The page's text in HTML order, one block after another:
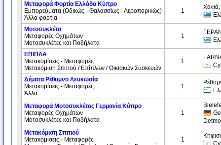
Μεταφορά Φορτία Ελλάδα Κύπρο
Εμπορεύματα (Oδικώς - Θαλασσίως - Αεροπορικώς)
Άλλα φορτία
1
Μοτοσυκλέτα
Μεταφορές Οχημάτων
Μοτοσυκλέτες και Ποδήλατα
1
ΕΠΙΠΛΑ
Μετακομίσεις - Μεταφορές
Μετακόμιση Σπιτιού / Επίπλων / Οικιακών Συσκευών
1
Δέματα Ρέθυμνο Λευκωσία
Μετακομίσεις - Μεταφορές
Άλλα
1
Μεταφορά Μοτοσυκλέτας Γερμανία Κύπρο
Μεταφορές Οχημάτων
Μοτοσυκλέτες και Ποδήλατα
1
Μετακόμιση Σπιτιού
Μετακομίσεις - Μεταφορές
1